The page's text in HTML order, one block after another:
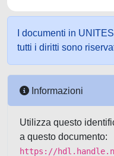
I documenti in
tutti i diritti sono
Informazioni
Utilizza questo
a questo documento:
https://